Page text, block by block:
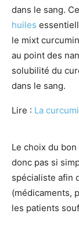
dans le sang.
huiles
le mixt
au point des
solubilité du
dans le sang.
Lire : La
Le choix du
donc pas si
spécialiste afin
(médicaments,
les patients